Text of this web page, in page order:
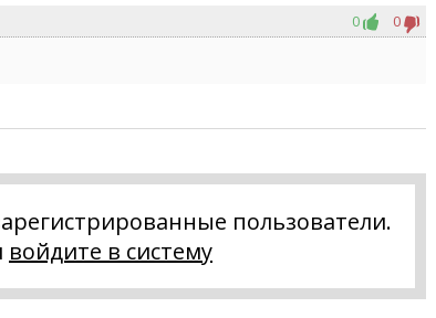
0
0
пользователи.
войдите в систему